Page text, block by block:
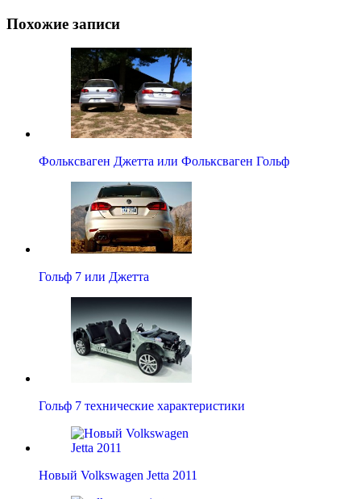
Похожие записи
Фольксваген Джетта или Фольксваген Гольф
Гольф 7 или Джетта
Гольф 7 технические характеристики
Новый Volkswagen Jetta 2011